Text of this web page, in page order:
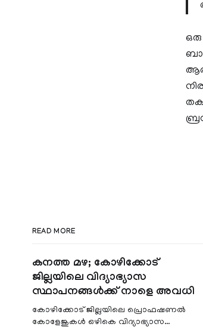
ഒരു
READ MORE
കനത്ത മഴ; കോഴിക്കോട്
ജില്ലയിലെ വിദ്യാഭ്യാസ
സ്ഥാപനങ്ങൾക്ക് നാളെ അവധി
കോഴിക്കോട് ജില്ലയിലെ പ്രൊഫഷണൽ
കോളേജുകൾ ഒഴികെ വിദ്യാഭ്യാസ